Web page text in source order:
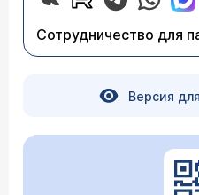
Сотрудничество для
Версия